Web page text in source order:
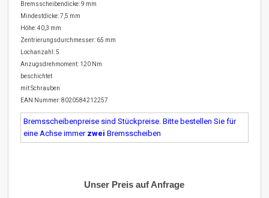
Bremsscheibendicke: 9 mm
Mindestdicke: 7,5 mm
Höhe: 40,3 mm
Zentrierungsdurchmesser: 65 mm
Lochanzahl: 5
Anzugsdrehmoment: 120 Nm
beschichtet
mit Schrauben
EAN Nummer: 8020584212257
Bremsscheibenpreise sind Stückpreise. Bitte bestellen Sie für
eine Achse immer zwei Bremsscheiben
Unser Preis auf Anfrage